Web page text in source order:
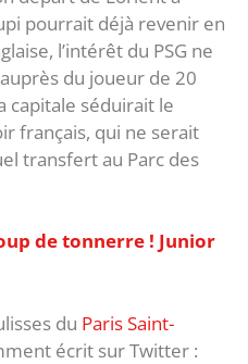
pourrait déjà revenir en
l’intérêt du PSG ne
du joueur de 20
capitale séduirait le
français, qui ne serait
transfert au Parc des
de tonnerre ! Junior
du Paris Saint-
écrit sur Twitter :